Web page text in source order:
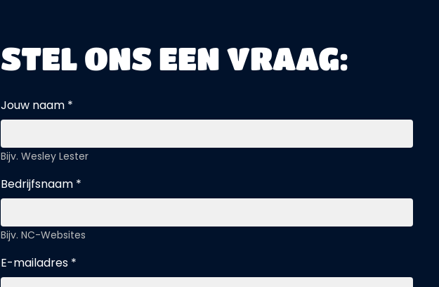
STEL ONS EEN VRAAG:
Jouw naam *
Bijv. Wesley Lester
Bedrijfsnaam *
Bijv. NC-Websites
E-mailadres *